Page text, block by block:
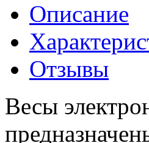
Описание
Отзывы
Весы